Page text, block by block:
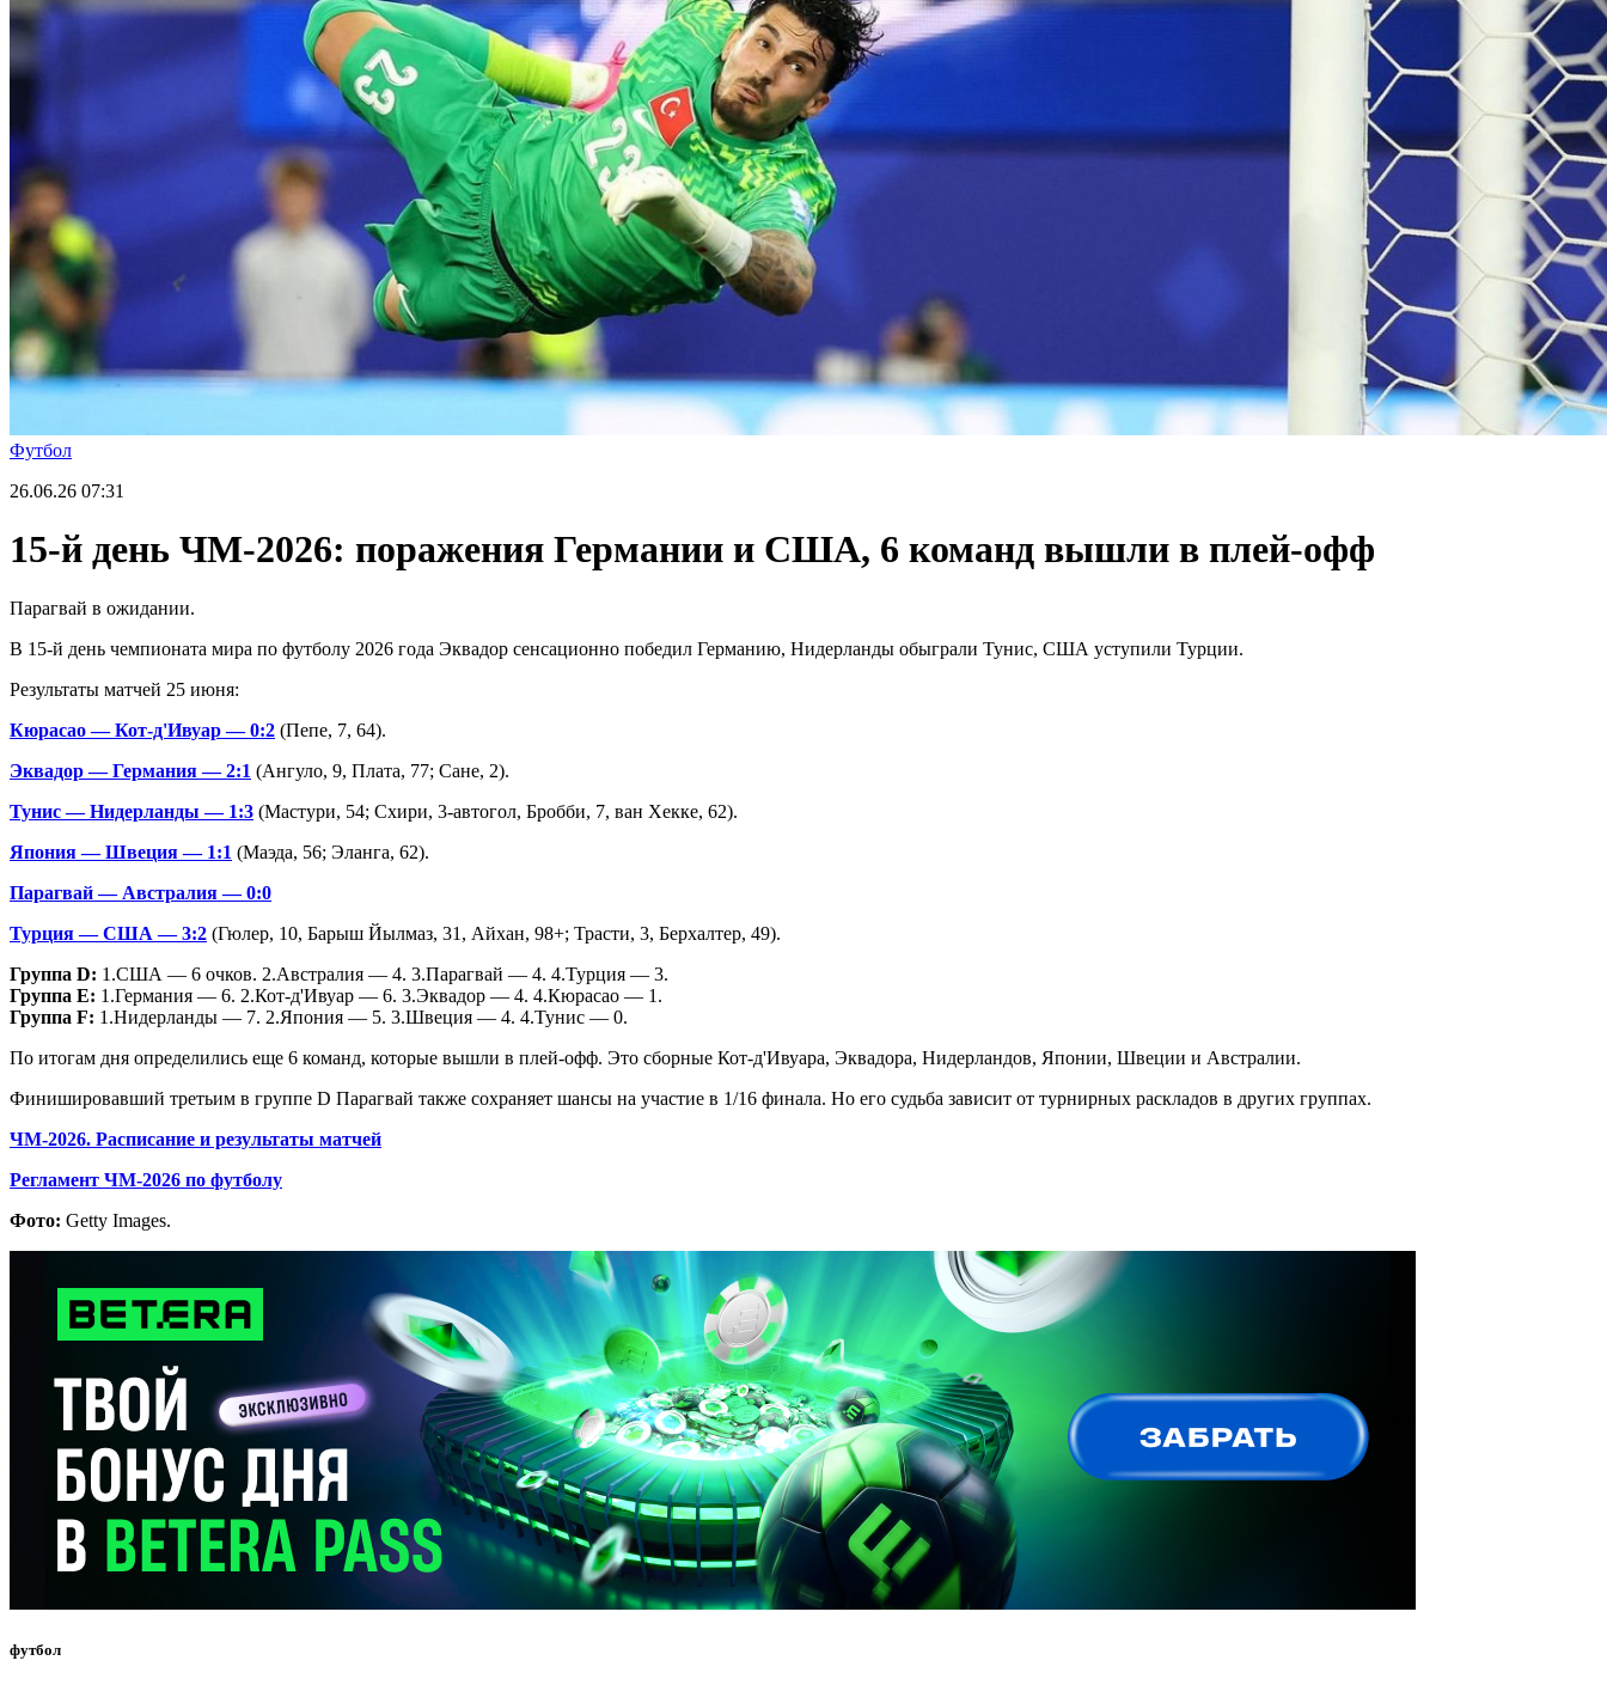
Футбол
26.06.26 07:31
15-й день ЧМ-2026: поражения Германии и США, 6 команд вышли в плей-офф
Парагвай в ожидании.
В 15-й день чемпионата мира по футболу 2026 года Эквадор сенсационно победил Германию, Нидерланды обыграли Тунис, США уступили Турции.
Результаты матчей 25 июня:
Кюрасао — Кот-д'Ивуар — 0:2 (Пепе, 7, 64).
Эквадор — Германия — 2:1 (Ангуло, 9, Плата, 77; Сане, 2).
Тунис — Нидерланды — 1:3 (Мастури, 54; Схири, 3-автогол, Бробби, 7, ван Хекке, 62).
Япония — Швеция — 1:1 (Маэда, 56; Эланга, 62).
Парагвай — Австралия — 0:0
Турция — США — 3:2 (Гюлер, 10, Барыш Йылмаз, 31, Айхан, 98+; Трасти, 3, Берхалтер, 49).
Группа D: 1.США — 6 очков. 2.Австралия — 4. 3.Парагвай — 4. 4.Турция — 3.
Группа Е: 1.Германия — 6. 2.Кот-д'Ивуар — 6. 3.Эквадор — 4. 4.Кюрасао — 1.
Группа F: 1.Нидерланды — 7. 2.Япония — 5. 3.Швеция — 4. 4.Тунис — 0.
По итогам дня определились еще 6 команд, которые вышли в плей-офф. Это сборные Кот-д'Ивуара, Эквадора, Нидерландов, Японии, Швеции и Австралии.
Финишировавший третьим в группе D Парагвай также сохраняет шансы на участие в 1/16 финала. Но его судьба зависит от турнирных раскладов в других группах.
ЧМ-2026. Расписание и результаты матчей
Регламент ЧМ-2026 по футболу
Фото: Getty Images.
футбол